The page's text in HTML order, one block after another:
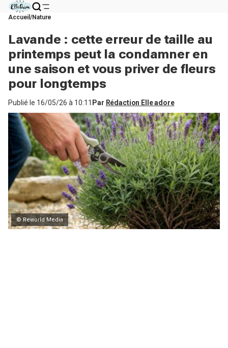
Accueil Nature
Lavande : cette erreur de taille au
printemps peut la condamner en
une saison et vous priver de fleurs
pour longtemps
Publié le 16/05/26 à 10:11 Par Rédaction Elle adore
© Reworld Media